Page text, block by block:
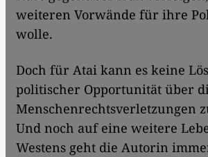
weiteren Vorwände für ihre
wolle.
Doch für Atai kann es keine
politischer Opportunität über
Menschenrechtsverletzungen
Und noch auf eine weitere
Westens geht die Autorin